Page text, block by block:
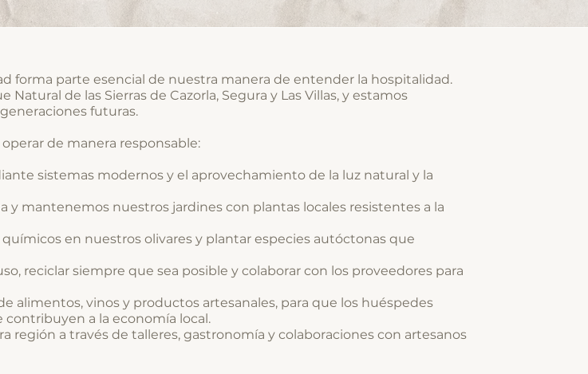
forma parte esencial de nuestra manera de entender la hospitalidad.
de las Sierras de Cazorla, Segura y Las Villas, y estamos
futuras.
de manera responsable:
sistemas modernos y el aprovechamiento de la luz natural y la
y mantenemos nuestros jardines con plantas locales resistentes a la
en nuestros olivares y plantar especies autóctonas que
reciclar siempre que sea posible y colaborar con los proveedores para
alimentos, vinos y productos artesanales, para que los huéspedes
a la economía local.
región a través de talleres, gastronomía y colaboraciones con artesanos